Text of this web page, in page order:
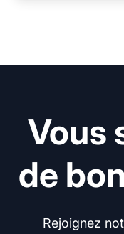
Vous
de
Rejoignez